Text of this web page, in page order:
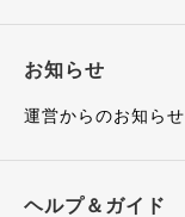
お知らせ
運営からのお知らせ
ヘルプ＆ガイド